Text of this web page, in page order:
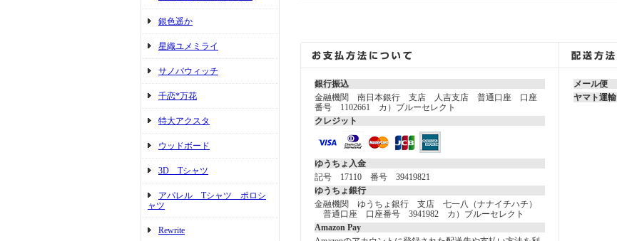
銀色遥か
星織ユメミライ
サノバウィッチ
千恋*万花
特大アクスタ
ウッドボード
3D Tシャツ
アパレル Tシャツ ポロシ
ャツ
Rewrite
銀行振込
金融機関 南日本銀行 支店 人吉支店 普通口座 口座
番号 1102661 カ）ブルーセレクト
クレジット
ゆうちょ入金
記号 17110 番号 39419821
ゆうちょ銀行
金融機関 ゆうちょ銀行 支店 七一八（ナナイチハチ）
普通口座 口座番号 3941982 カ）ブルーセレクト
Amazon Pay
メール便
ヤマト運輸